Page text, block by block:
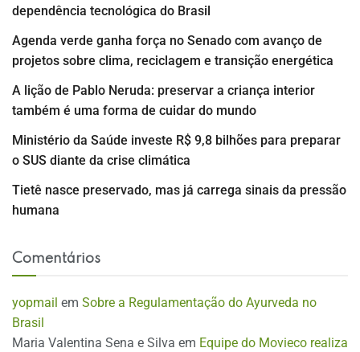
dependência tecnológica do Brasil
Agenda verde ganha força no Senado com avanço de
projetos sobre clima, reciclagem e transição energética
A lição de Pablo Neruda: preservar a criança interior
também é uma forma de cuidar do mundo
Ministério da Saúde investe R$ 9,8 bilhões para preparar
o SUS diante da crise climática
Tietê nasce preservado, mas já carrega sinais da pressão
humana
Comentários
yopmail em Sobre a Regulamentação do Ayurveda no
Brasil
Maria Valentina Sena e Silva em Equipe do Movieco realiza